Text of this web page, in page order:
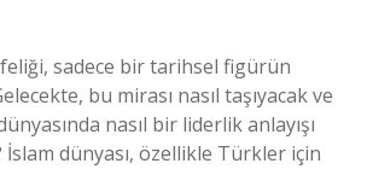
sadece bir tarihsel figürün
bu mirası nasıl taşıyacak ve
nasıl bir liderlik anlayışı
dünyası, özellikle Türkler için